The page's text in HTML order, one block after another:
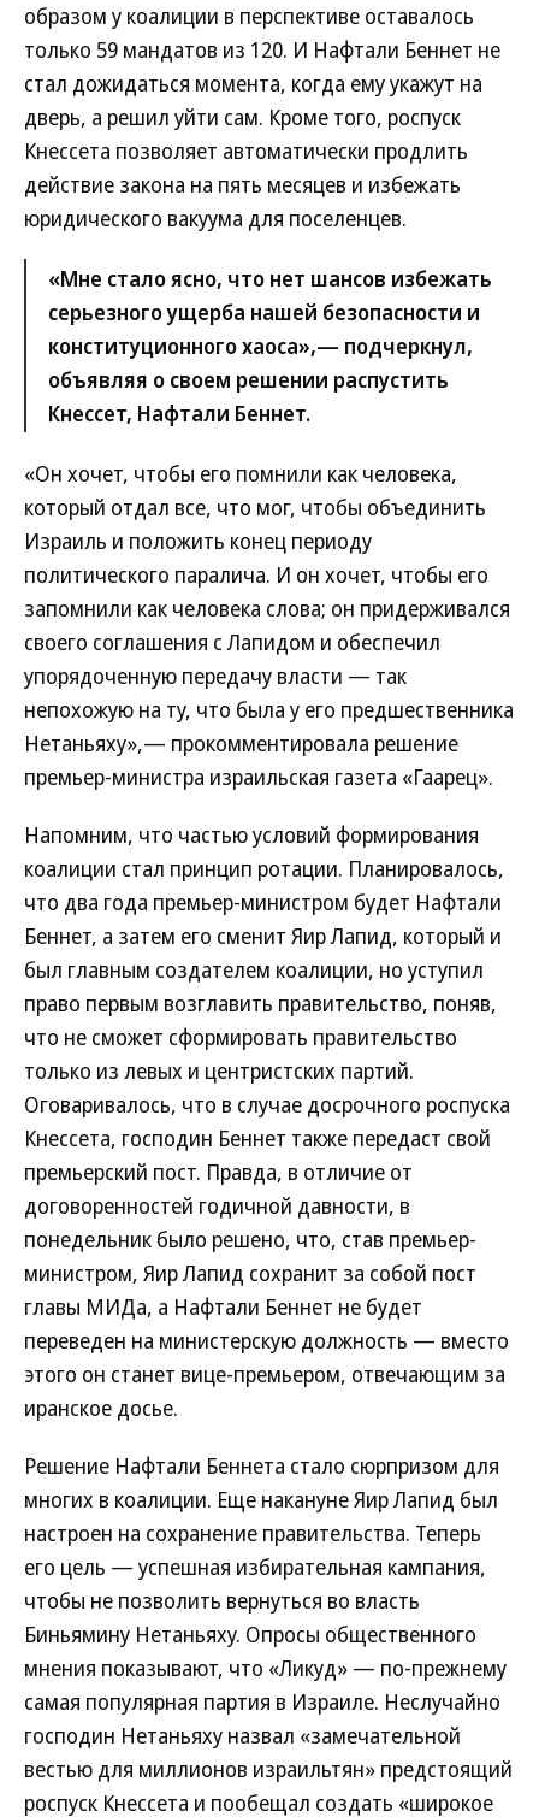
образом у коалиции в перспективе оставалось
только 59 мандатов из 120. И Нафтали Беннет не
стал дожидаться момента, когда ему укажут на
дверь, а решил уйти сам. Кроме того, роспуск
Кнессета позволяет автоматически продлить
действие закона на пять месяцев и избежать
юридического вакуума для поселенцев.
«Мне стало ясно, что нет шансов избежать
серьезного ущерба нашей безопасности и
конституционного хаоса»,— подчеркнул,
объявляя о своем решении распустить
Кнессет, Нафтали Беннет.
«Он хочет, чтобы его помнили как человека,
который отдал все, что мог, чтобы объединить
Израиль и положить конец периоду
политического паралича. И он хочет, чтобы его
запомнили как человека слова; он придерживался
своего соглашения с Лапидом и обеспечил
упорядоченную передачу власти — так
непохожую на ту, что была у его предшественника
Нетаньяху»,— прокомментировала решение
премьер-министра израильская газета «Гаарец».
Напомним, что частью условий формирования
коалиции стал принцип ротации. Планировалось,
что два года премьер-министром будет Нафтали
Беннет, а затем его сменит Яир Лапид, который и
был главным создателем коалиции, но уступил
право первым возглавить правительство, поняв,
что не сможет сформировать правительство
только из левых и центристских партий.
Оговаривалось, что в случае досрочного роспуска
Кнессета, господин Беннет также передаст свой
премьерский пост. Правда, в отличие от
договоренностей годичной давности, в
понедельник было решено, что, став премьер-
министром, Яир Лапид сохранит за собой пост
главы МИДа, а Нафтали Беннет не будет
переведен на министерскую должность — вместо
этого он станет вице-премьером, отвечающим за
иранское досье.
Решение Нафтали Беннета стало сюрпризом для
многих в коалиции. Еще накануне Яир Лапид был
настроен на сохранение правительства. Теперь
его цель — успешная избирательная кампания,
чтобы не позволить вернуться во власть
Биньямину Нетаньяху. Опросы общественного
мнения показывают, что «Ликуд» — по-прежнему
самая популярная партия в Израиле. Неслучайно
господин Нетаньяху назвал «замечательной
вестью для миллионов израильтян» предстоящий
роспуск Кнессета и пообещал создать «широкое